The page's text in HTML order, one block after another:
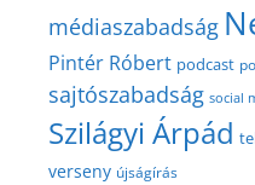
médiaszabadság
Pintér Róbert podcast
sajtószabadság social
Szilágyi Árpád
verseny újságírás